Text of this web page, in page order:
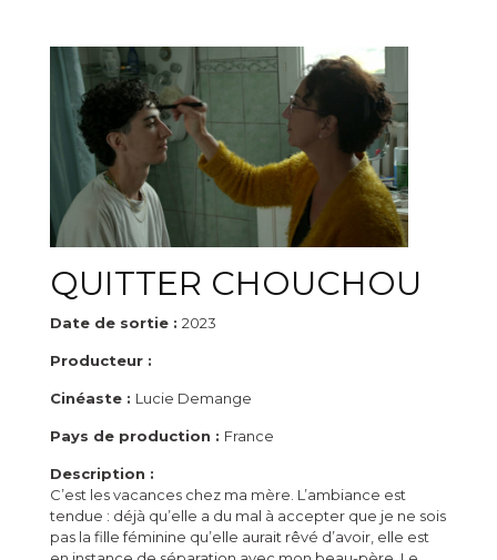
QUITTER CHOUCHOU
Date de sortie : 2023
Producteur :
Cinéaste : Lucie Demange
Pays de production : France
Description :
C’est les vacances chez ma mère. L’ambiance est
tendue : déjà qu’elle a du mal à accepter que je ne sois
pas la fille féminine qu’elle aurait rêvé d’avoir, elle est